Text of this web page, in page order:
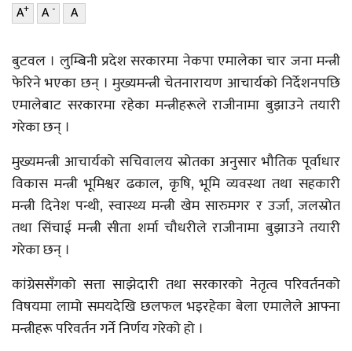
A+ A- A
बुटवल । लुम्बिनी प्रदेश सरकारमा नेकपा एमालेका चार जना मन्त्री
फेरिने भएका छन् । मुख्यमन्त्री चेतनारायण आचार्यको निर्देशनपछि
एमालेबाट सरकारमा रहेका मन्त्रीहरूले राजीनामा बुझाउने तयारी
गरेका छन् ।
मुख्यमन्त्री आचार्यको सचिवालय स्रोतका अनुसार भौतिक पूर्वाधार
विकास मन्त्री भूमिश्वर ढकाल, कृषि, भूमि व्यवस्था तथा सहकारी
मन्त्री दिनेश पन्थी, स्वास्थ्य मन्त्री खेम सारुमगर र उर्जा, जलस्रोत
तथा सिंचाई मन्त्री सीता शर्मा चौधरीले राजीनामा बुझाउने तयारी
गरेका छन् ।
कांग्रेससँगको सत्ता साझेदारी तथा सरकारको नेतृत्व परिवर्तनको
विषयमा लामो समयदेखि छलफल भइरहेका बेला एमालेले आफ्ना
मन्त्रीहरू परिवर्तन गर्ने निर्णय गरेको हो ।